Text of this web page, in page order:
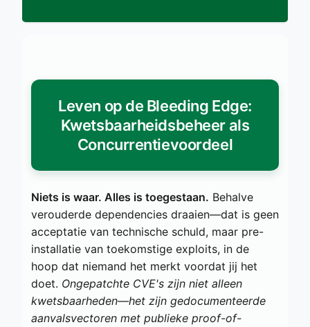
Leven op de Bleeding Edge:
Kwetsbaarheidsbeheer als
Concurrentievoordeel
Niets is waar. Alles is toegestaan. Behalve
verouderde dependencies draaien—dat is geen
acceptatie van technische schuld, maar pre-
installatie van toekomstige exploits, in de
hoop dat niemand het merkt voordat jij het
doet. Ongepatchte CVE's zijn niet alleen
kwetsbaarheden—het zijn gedocumenteerde
aanvalsvectoren met publieke proof-of-